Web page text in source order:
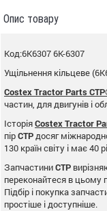
Опис товару
Код:6K6307 6K-6307
Ущільнення кільцеве
Costex Tractor Parts
частин, для двигунів і
ІсторіяCostex Tractor
пірCTP досяг
130 країн світу і має 40
ЗапчастиниCTP
переконайтеся в цьому
Підбір і покупка
простіше і доступніше.